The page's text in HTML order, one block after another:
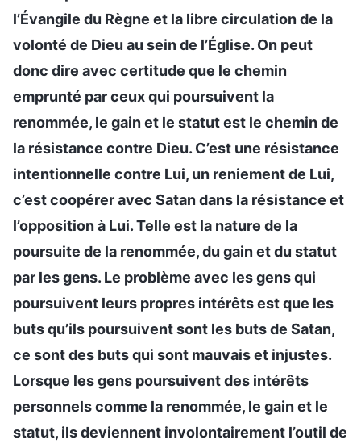
l’Évangile du Règne et la libre circulation de la
volonté de Dieu au sein de l’Église. On peut
donc dire avec certitude que le chemin
emprunté par ceux qui poursuivent la
renommée, le gain et le statut est le chemin de
la résistance contre Dieu. C’est une résistance
intentionnelle contre Lui, un reniement de Lui,
c’est coopérer avec Satan dans la résistance et
l’opposition à Lui. Telle est la nature de la
poursuite de la renommée, du gain et du statut
par les gens. Le problème avec les gens qui
poursuivent leurs propres intérêts est que les
buts qu’ils poursuivent sont les buts de Satan,
ce sont des buts qui sont mauvais et injustes.
Lorsque les gens poursuivent des intérêts
personnels comme la renommée, le gain et le
statut, ils deviennent involontairement l’outil de